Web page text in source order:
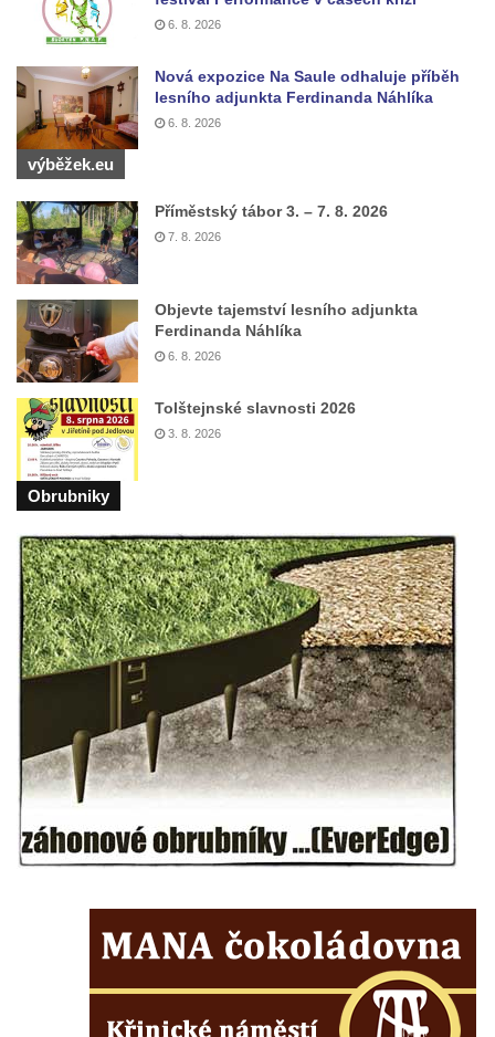
Pomník obětem válek v Mirošovicích
Hrob vojáků Rudé armády na hřbitově v
Račicích
Hrob Jiřího Dovhomilji na hřbitově v
Račicích
Račicích
Hrob Josefa Moravce a Miroslava Moravce
na hřbitově v Dobříni
Pomník obětem válek na hřbitově v Dobříni
Pomník obětem 1. světové války v Lužici
Kenotaf Josefa Matese na hřbitově v Lužici
Pamětní deska Giuseppe Capella na
hřbitově v Lužici
Kenotaf Emila Miksche na hřbitově v Lužici
Lužici
Pomník vojákům Rudé armády na hřbitově
v Kozlech
Pamětní deska pochodu smrti v Saupsdorfu
Pomník obětem 2. světové války v parku
Walthera von der Vogelweide v Duchcově
Památník obětem holokaustu v Lipové ulici
v Duchcově
Pomník obětem válek v Jeníkově
Pamětní deska obětem 1. světové války na
kapli Panny Marie v Lahošti
Mikulášovicích
Pomník obětem bombardování 8. 5. 1945 v
ulici U Plovárny ve Frýdlantu
Pamětní deska Rumburské vzpoury na
6. 8. 2026
Nová expozice Na Saule odhaluje příběh
lesního adjunkta Ferdinanda Náhlíka
6. 8. 2026
výběžek.eu
Příměstský tábor 3. – 7. 8. 2026
7. 8. 2026
Objevte tajemství lesního adjunkta
Ferdinanda Náhlíka
6. 8. 2026
Tolštejnské slavnosti 2026
3. 8. 2026
Obrubniky